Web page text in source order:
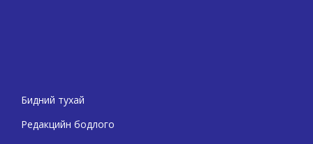
Бидний тухай
Редакцийн бодлого